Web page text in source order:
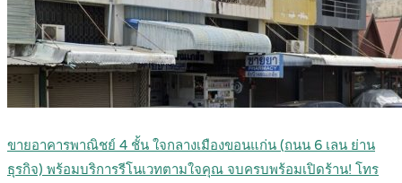
ขายอาคารพาณิชย์ 4 ชั้น ใจกลางเมืองขอนแก่น (ถนน 6 เลน ย่าน
ธุรกิจ) พร้อมบริการรีโนเวทตามใจคุณ จบครบพร้อมเปิดร้าน! โทร